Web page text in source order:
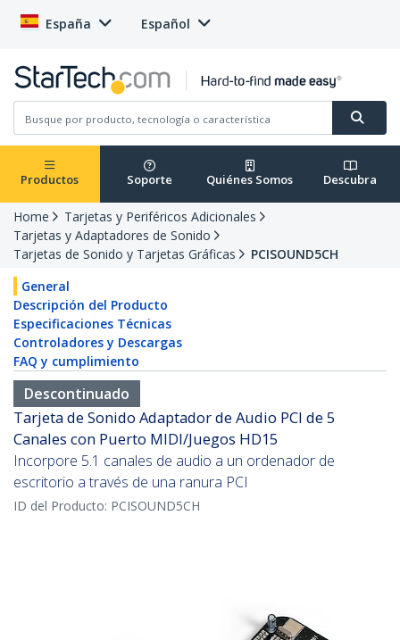
España Español
Productos Soporte Quiénes Somos Descubra
Home
Tarjetas y Periféricos Adicionales
Tarjetas y Adaptadores de Sonido
Tarjetas de Sonido y Tarjetas Gráficas
PCISOUND5CH
General
Descripción del Producto
Especificaciones Técnicas
Controladores y Descargas
FAQ y cumplimiento
Descontinuado
Tarjeta de Sonido Adaptador de Audio PCI de 5
Canales con Puerto MIDI/Juegos HD15
Incorpore 5.1 canales de audio a un ordenador de
escritorio a través de una ranura PCI
ID del Producto: PCISOUND5CH